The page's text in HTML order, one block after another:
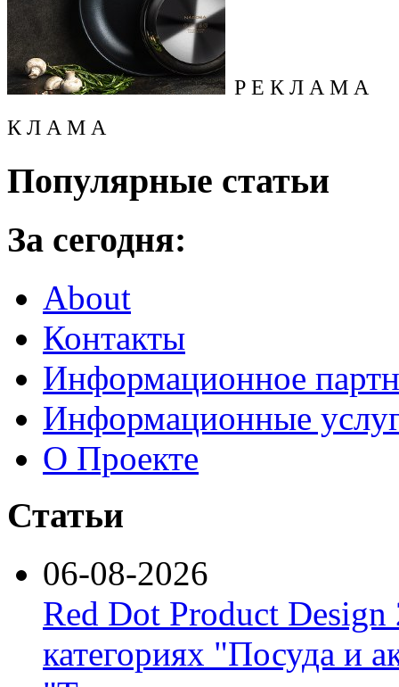
Р Е К Л А М А
К Л А М А
Популярные статьи
За сегодня:
About
Контакты
Информационное
Информационные
О Проекте
Статьи
06-08-2026
Red Dot Product Design
категориях "Посуда и